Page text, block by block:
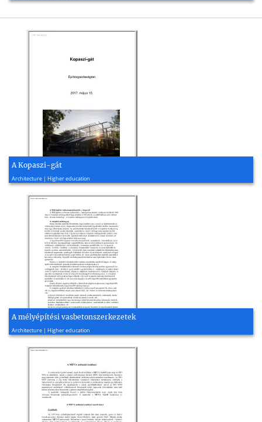
A Kopaszi-gát
Architecture | Higher education
A mélyépítési vasbetonszerkezetek
Architecture | Higher education